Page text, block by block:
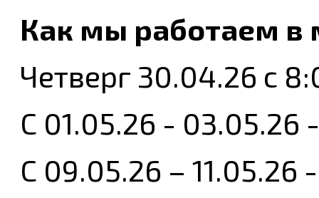
Как мы работаем в
Четверг 30.04.26 с
С 01.05.26 -
С 09.05.26 –